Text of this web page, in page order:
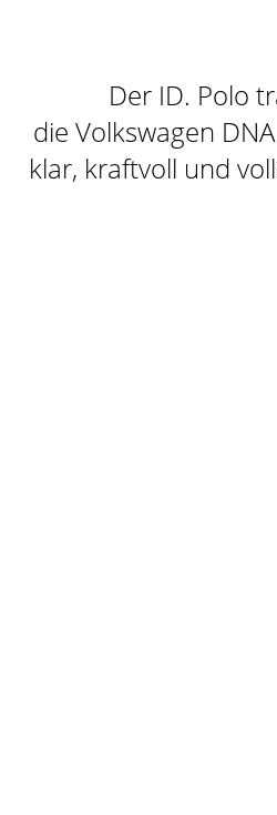
Der ID. Polo
die Volkswagen
klar, kraftvoll und